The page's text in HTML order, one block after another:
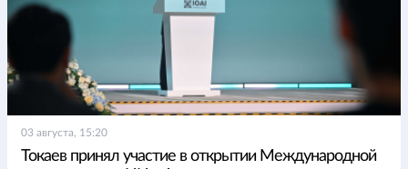
03 августа, 15:20
Токаев принял участие в открытии Международной